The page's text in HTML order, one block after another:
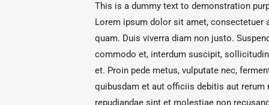
This is a dummy text to demonstration
Lorem ipsum dolor sit amet,
quam. Duis viverra diam non justo.
commodo et, interdum suscipit,
et. Proin pede metus, vulputate nec,
quibusdam et aut officiis debitis aut
repudiandae sint et molestiae non